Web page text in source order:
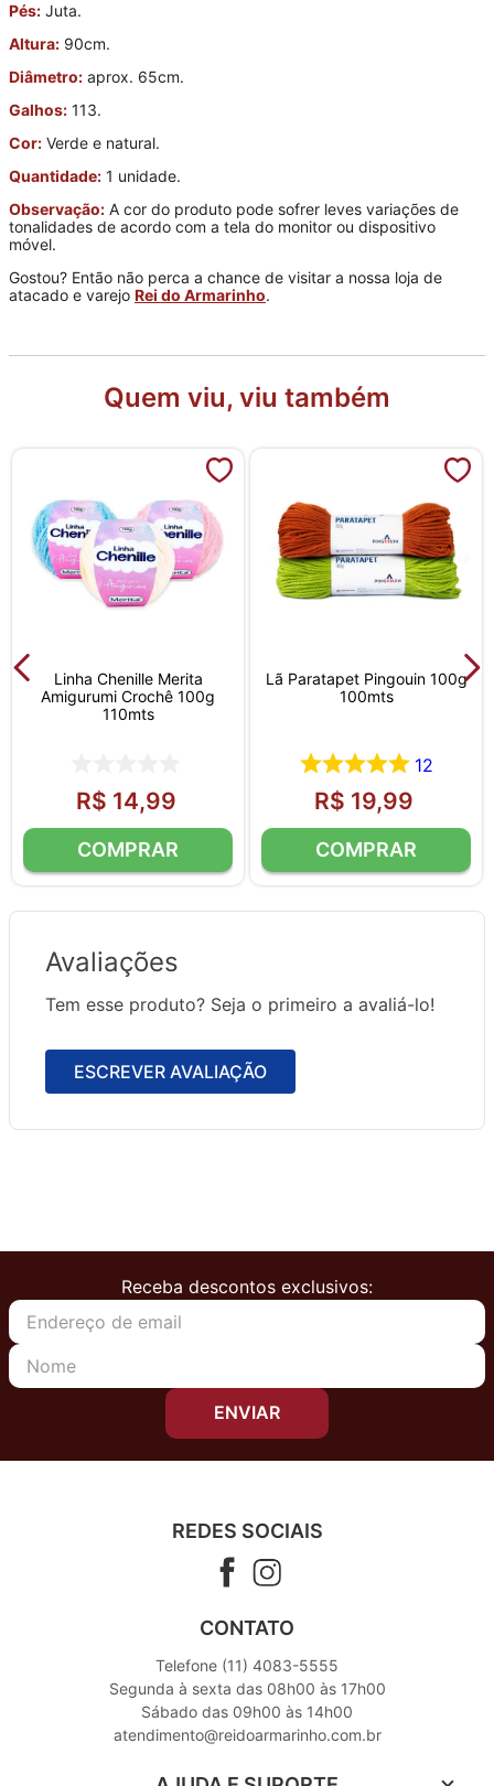
Pés: Juta.
Altura: 90cm.
Diâmetro: aprox. 65cm.
Galhos: 113.
Cor: Verde e natural.
Quantidade: 1 unidade.
Observação: A cor do produto pode sofrer leves variações de
tonalidades de acordo com a tela do monitor ou dispositivo
móvel.
Gostou? Então não perca a chance de visitar a nossa loja de
atacado e varejo Rei do Armarinho.
Quem viu, viu também
Linha Chenille Merita
Amigurumi Crochê 100g
110mts
R$ 14,99
Lã Paratapet Pingouin 100g
100mts
12
R$ 19,99
Avaliações
Tem esse produto? Seja o primeiro a avaliá-lo!
ESCREVER AVALIAÇÃO
Receba descontos exclusivos:
ENVIAR
REDES SOCIAIS
CONTATO
Telefone (11) 4083-5555
Segunda à sexta das 08h00 às 17h00
Sábado das 09h00 às 14h00
atendimento@reidoarmarinho.com.br